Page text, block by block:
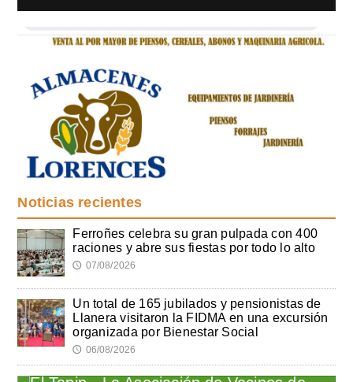
Noticias recientes
Ferroñes celebra su gran pulpada con 400
raciones y abre sus fiestas por todo lo alto
🕔 07/08/2026
Un total de 165 jubilados y pensionistas de
Llanera visitaron la FIDMA en una excursión
organizada por Bienestar Social
🕔 06/08/2026